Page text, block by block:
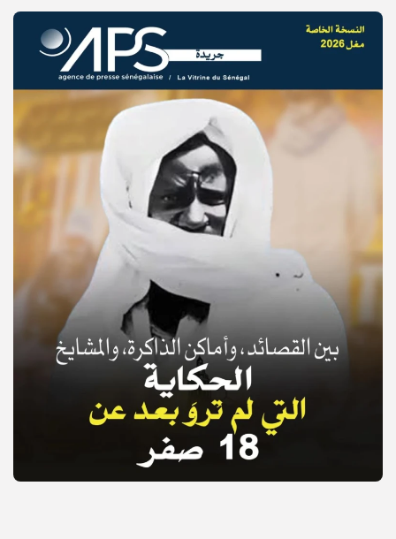
© Copyright 2025, APS